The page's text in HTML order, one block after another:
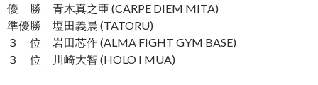
優 勝 青木真之亜 (CARPE DIEM MITA)
準優勝 塩田義晨 (TATORU)
３ 位 岩田芯作 (ALMA FIGHT GYM BASE)
３ 位 川崎大智 (HOLO I MUA)